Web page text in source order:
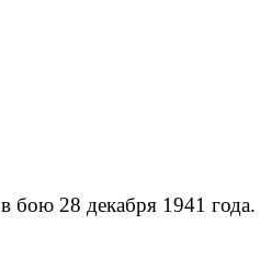
бою 28 декабря 1941 года.